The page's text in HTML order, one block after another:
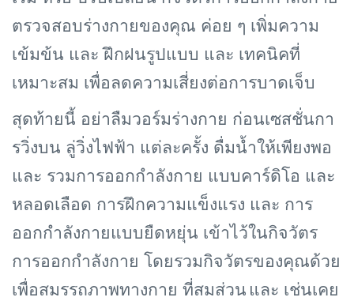
ตรวจสอบร่างกายของคุณ ค่อย ๆ เพิ่มความ
เข้มข้น และ ฝึกฝนรูปแบบ และ เทคนิคที่
เหมาะสม เพื่อลดความเสี่ยงต่อการบาดเจ็บ
สุดท้ายนี้ อย่าลืมวอร์มร่างกาย ก่อนเซสชั่นกา
รวิ่งบน ลู่วิ่งไฟฟ้า แต่ละครั้ง ดื่มน้ำให้เพียงพอ
และ รวมการออกกำลังกาย แบบคาร์ดิโอ และ
หลอดเลือด การฝึกความแข็งแรง และ การ
ออกกำลังกายแบบยืดหยุ่น เข้าไว้ในกิจวัตร
การออกกำลังกาย โดยรวมกิจวัตรของคุณด้วย
เพื่อสมรรถภาพทางกาย ที่สมส่วน และ เช่นเคย